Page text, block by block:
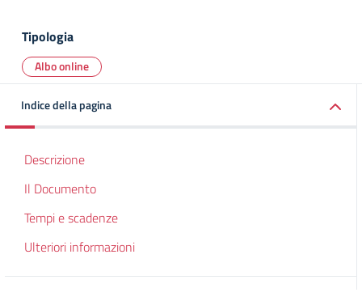
Tipologia
Albo online
Indice della pagina
Descrizione
Il Documento
Tempi e scadenze
Ulteriori informazioni